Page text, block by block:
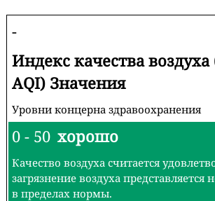
-
Индекс качества
AQI) Значения
Уровни концерна здравоохранения
0 - 50 хорошо
Качество воздуха считается
загрязнение воздуха
в пределах нормы.